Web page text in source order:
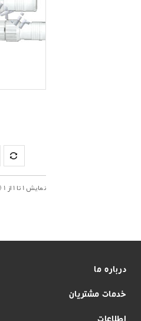
نمايش 1 تا 1 از 1 (1 صفحه)
درباره ما
خدمات مشتریان